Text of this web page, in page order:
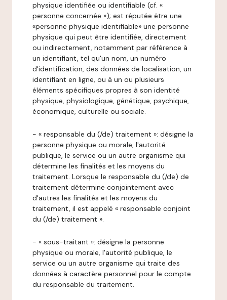
physique identifiée ou identifiable (cf. «
personne concernée »); est réputée être une
«personne physique identifiable» une personne
physique qui peut être identifiée, directement
ou indirectement, notamment par référence à
un identifiant, tel qu'un nom, un numéro
d'identification, des données de localisation, un
identifiant en ligne, ou à un ou plusieurs
éléments spécifiques propres à son identité
physique, physiologique, génétique, psychique,
économique, culturelle ou sociale.
- « responsable du (/de) traitement »: désigne la
personne physique ou morale, l'autorité
publique, le service ou un autre organisme qui
détermine les finalités et les moyens du
traitement. Lorsque le responsable du (/de) de
traitement détermine conjointement avec
d'autres les finalités et les moyens du
traitement, il est appelé « responsable conjoint
du (/de) traitement ».
- « sous-traitant »: désigne la personne
physique ou morale, l'autorité publique, le
service ou un autre organisme qui traite des
données à caractère personnel pour le compte
du responsable du traitement.